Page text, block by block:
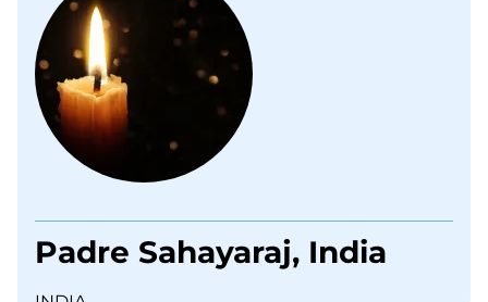
Padre Sahayaraj, India